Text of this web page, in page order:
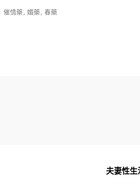
Tags
催情藥, 媚藥, 春藥
夫妻性生